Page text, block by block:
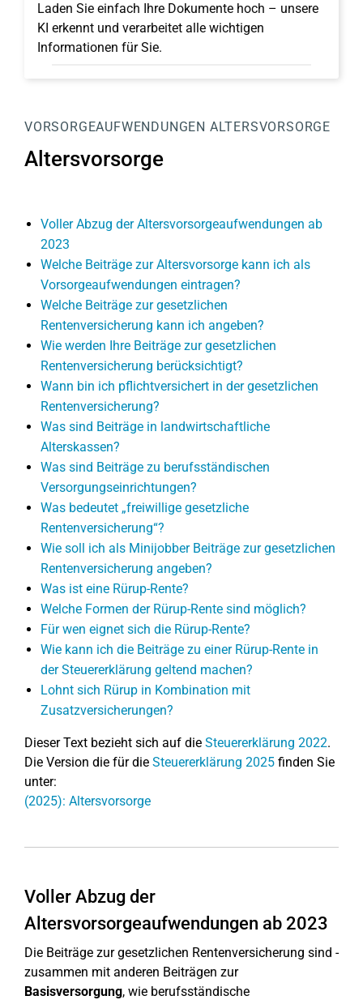
Laden Sie einfach Ihre Dokumente hoch – unsere
KI erkennt und verarbeitet alle wichtigen
Informationen für Sie.
VORSORGEAUFWENDUNGEN ALTERSVORSORGE
Altersvorsorge
Voller Abzug der Altersvorsorgeaufwendungen ab
2023
Welche Beiträge zur Altersvorsorge kann ich als
Vorsorgeaufwendungen eintragen?
Welche Beiträge zur gesetzlichen
Rentenversicherung kann ich angeben?
Wie werden Ihre Beiträge zur gesetzlichen
Rentenversicherung berücksichtigt?
Wann bin ich pflichtversichert in der gesetzlichen
Rentenversicherung?
Was sind Beiträge in landwirtschaftliche
Alterskassen?
Was sind Beiträge zu berufsständischen
Versorgungseinrichtungen?
Was bedeutet „freiwillige gesetzliche
Rentenversicherung“?
Wie soll ich als Minijobber Beiträge zur gesetzlichen
Rentenversicherung angeben?
Was ist eine Rürup-Rente?
Welche Formen der Rürup-Rente sind möglich?
Für wen eignet sich die Rürup-Rente?
Wie kann ich die Beiträge zu einer Rürup-Rente in
der Steuererklärung geltend machen?
Lohnt sich Rürup in Kombination mit
Zusatzversicherungen?
Dieser Text bezieht sich auf die Steuererklärung 2022.
Die Version die für die Steuererklärung 2025 finden Sie
unter:
(2025): Altersvorsorge
Voller Abzug der
Altersvorsorgeaufwendungen ab 2023
Die Beiträge zur gesetzlichen Rentenversicherung sind -
zusammen mit anderen Beiträgen zur
Basisversorgung, wie berufsständische